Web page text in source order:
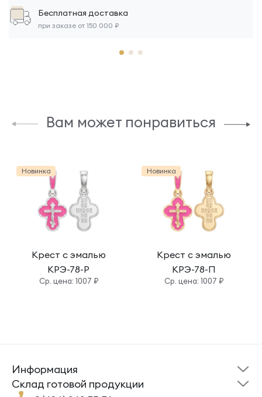
Бесплатная доставка
при заказе от 150 000 ₽
Вам может понравиться
Новинка
Крест с эмалью
КРЭ-78-Р
Cр. цена: 1007 ₽
Новинка
Крест с эмалью
КРЭ-78-П
Cр. цена: 1007 ₽
Информация
Склад готовой
продукции
Помощь
Cклад готовой продукции
Кресты Ложки